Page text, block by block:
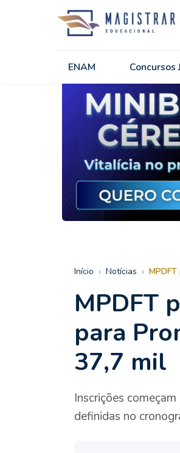
ENAM Concursos
Início › Notícias ›
MPDFT
para
37,7 mil
Inscrições
definidas no